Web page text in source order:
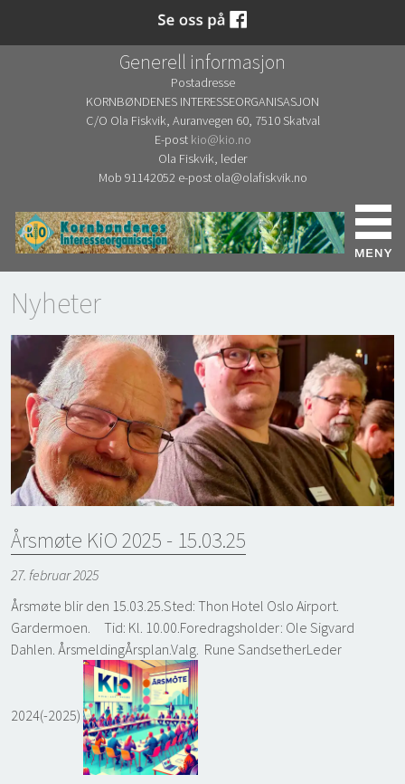
Generell informasjon
Postadresse
KORNBØNDENES INTERESSEORGANISASJON
C/O Ola Fiskvik, Auranvegen 60, 7510 Skatval
E-post kio@kio.no
Ola Fiskvik, leder
Mob 91142052 e-post ola@olafiskvik.no
Nyheter
Årsmøte KiO 2025 - 15.03.25
27. februar 2025
Årsmøte blir den 15.03.25.Sted: Thon Hotel Oslo Airport.
Gardermoen. Tid: Kl. 10.00.Foredragsholder: Ole Sigvard
Dahlen. ÅrsmeldingÅrsplan.Valg. Rune SandsetherLeder
2024(-2025)